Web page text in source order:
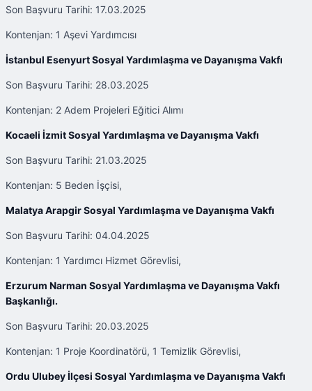
Son Başvuru Tarihi: 17.03.2025
Kontenjan: 1 Aşevi Yardımcısı
İstanbul Esenyurt Sosyal Yardımlaşma ve Dayanışma Vakfı
Son Başvuru Tarihi: 28.03.2025
Kontenjan: 2 Adem Projeleri Eğitici Alımı
Kocaeli İzmit Sosyal Yardımlaşma ve Dayanışma Vakfı
Son Başvuru Tarihi: 21.03.2025
Kontenjan: 5 Beden İşçisi,
Malatya Arapgir Sosyal Yardımlaşma ve Dayanışma Vakfı
Son Başvuru Tarihi: 04.04.2025
Kontenjan: 1 Yardımcı Hizmet Görevlisi,
Erzurum Narman Sosyal Yardımlaşma ve Dayanışma Vakfı
Başkanlığı.
Son Başvuru Tarihi: 20.03.2025
Kontenjan: 1 Proje Koordinatörü, 1 Temizlik Görevlisi,
Ordu Ulubey İlçesi Sosyal Yardımlaşma ve Dayanışma Vakfı